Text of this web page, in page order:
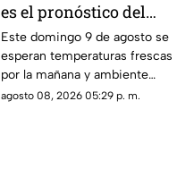
es el pronóstico del
clima en
Aguascalientes HOY
domingo 9 de agosto
Este domingo 9 de agosto se
esperan temperaturas frescas
por la mañana y ambiente
cálido por la tarde; el clima en
agosto 08, 2026 05:29 p. m.